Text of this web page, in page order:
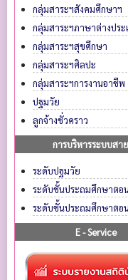
กลุ่มสาระฯสังคมศึกษาฯ
กลุ่มสาระฯภาษาต่างประ
กลุ่มสาระฯสุขศึกษา
กลุ่มสาระฯศิลปะ
กลุ่มสาระฯการงานอาชีพ
ปฐมวัย
ลูกจ้างชั่วคราว
การบริหารระบบสา
ระดับปฐมวัย
ระดับชั้นประถมศึกษาตอ
ระดับชั้นประถมศึกษาตอ
E - Service